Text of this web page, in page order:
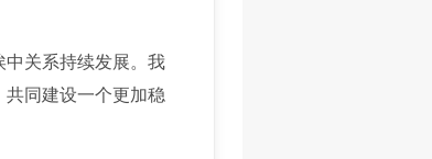
关系持续发展。我
同建设一个更加稳